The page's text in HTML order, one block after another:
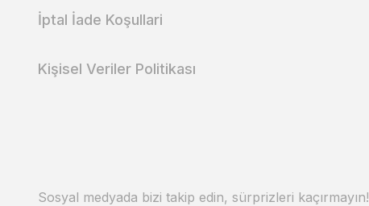
İptal İade Koşullari
Kişisel Veriler Politikası
Sosyal medyada bizi takip edin, sürprizleri kaçırmayın!